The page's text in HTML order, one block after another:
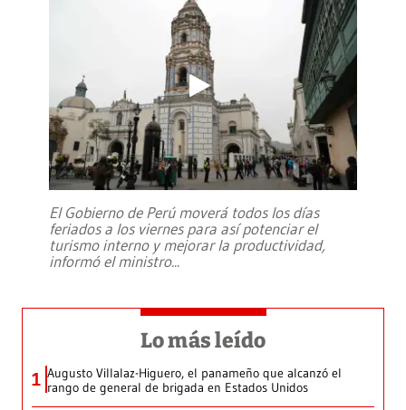
El Gobierno de Perú moverá todos los días
feriados a los viernes para así potenciar el
turismo interno y mejorar la productividad,
informó el ministro...
Lo más leído
1 Augusto Villalaz-Higuero, el panameño que alcanzó el
rango de general de brigada en Estados Unidos